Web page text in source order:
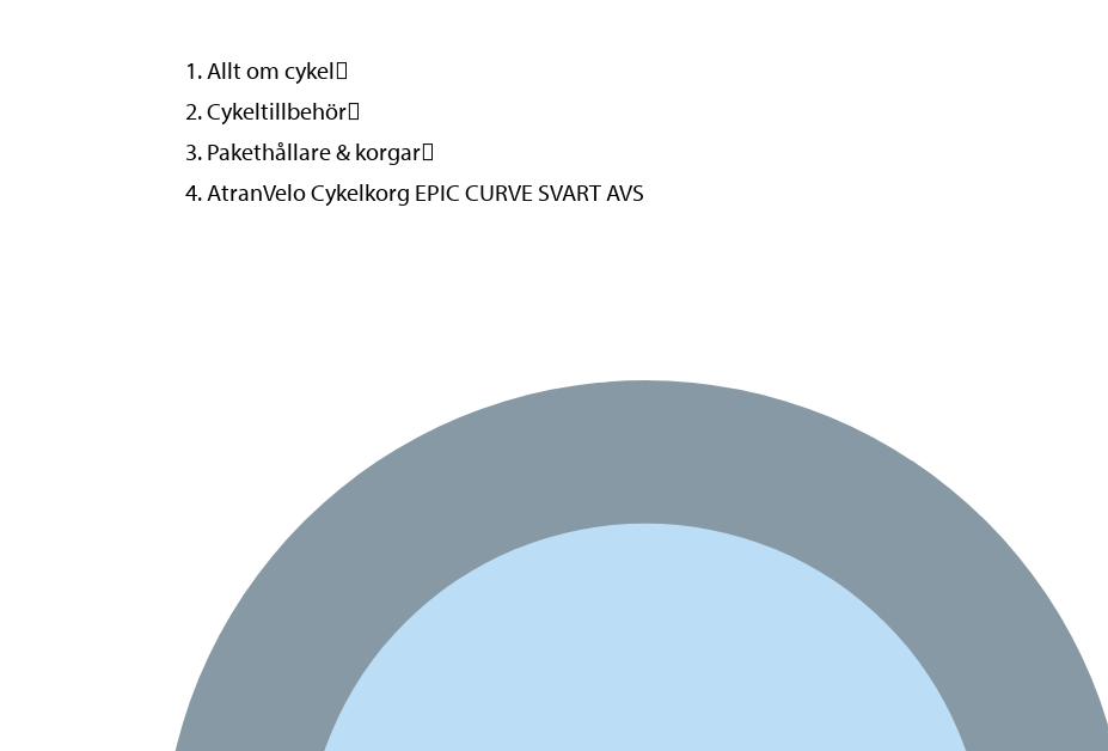
Allt om cykel
Cykeltillbehör
Pakethållare & korgar
AtranVelo Cykelkorg EPIC CURVE SVART AVS